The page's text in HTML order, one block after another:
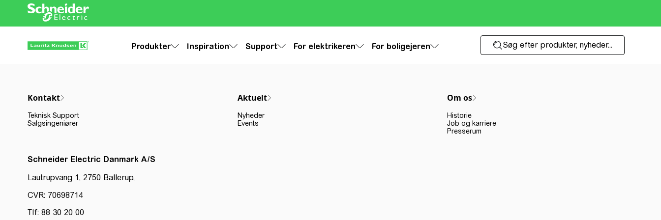
Produkter Inspiration Support For elektrikeren For boligejeren Søg efter produkter, nyheder...
Kontakt
Teknisk Support
Salgsingeniører
Aktuelt
Nyheder
Events
Om os
Historie
Job og karriere
Presserum
Schneider Electric Danmark A/S
Lautrupvang 1, 2750 Ballerup,
CVR: 70698714
Tlf: 88 30 20 00